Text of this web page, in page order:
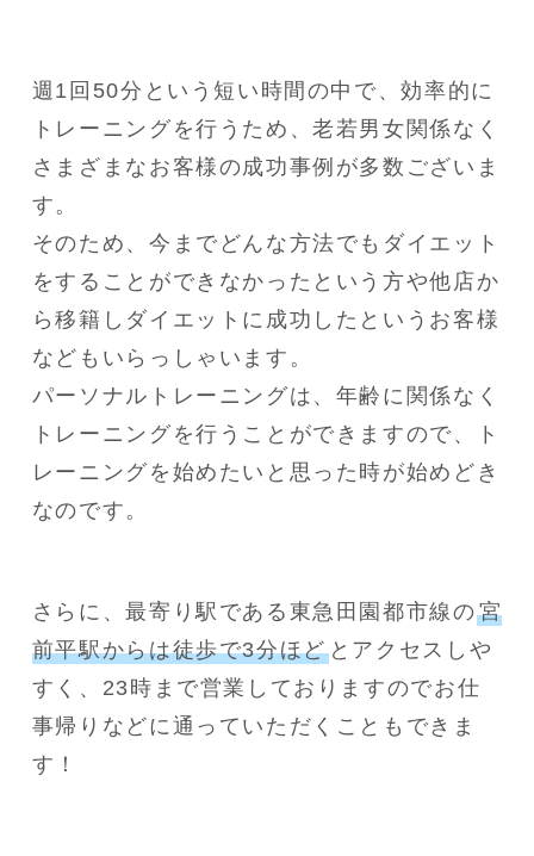
週1回50分という短い時間の中で、効率的に
トレーニングを行うため、老若男女関係なく
さまざまなお客様の成功事例が多数ございま
す。
そのため、今までどんな方法でもダイエット
をすることができなかったという方や他店か
ら移籍しダイエットに成功したというお客様
などもいらっしゃいます。
パーソナルトレーニングは、年齢に関係なく
トレーニングを行うことができますので、ト
レーニングを始めたいと思った時が始めどき
なのです。
さらに、最寄り駅である東急田園都市線の宮
前平駅からは徒歩で3分ほどとアクセスしや
すく、23時まで営業しておりますのでお仕
事帰りなどに通っていただくこともできま
す！